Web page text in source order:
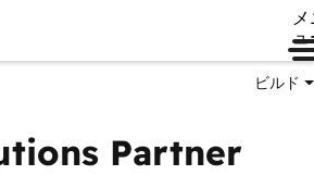
ュ
ビルド
Partner